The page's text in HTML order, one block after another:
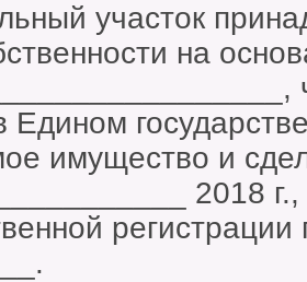
участок
на
Едином
имущество и
2018 г.,